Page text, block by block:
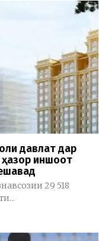
давлат дар
ҳазор иншоот
29 518